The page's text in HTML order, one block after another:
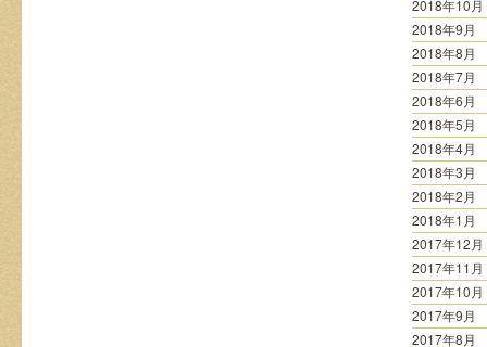
2018年10月
2018年9月
2018年8月
2018年7月
2018年6月
2018年5月
2018年4月
2018年3月
2018年2月
2018年1月
2017年12月
2017年11月
2017年10月
2017年9月
2017年8月